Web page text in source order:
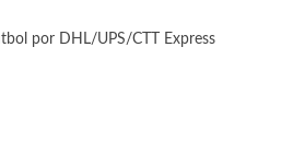
por DHL/UPS/CTT Express